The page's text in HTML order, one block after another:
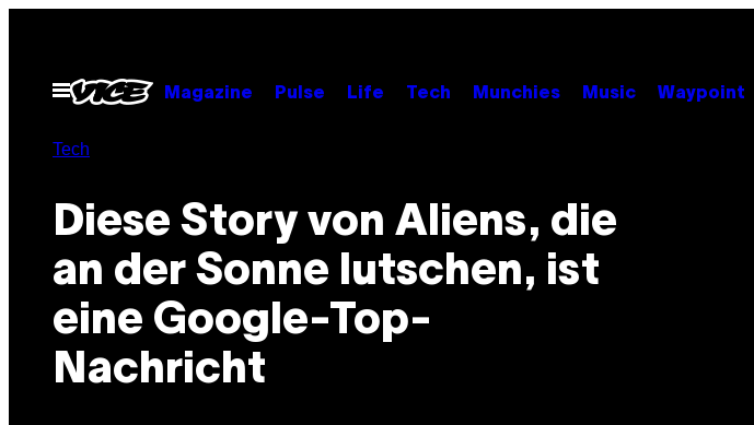
contentOpen
Menu
Magazine Pulse Life Tech Munchies Music Waypoint
Tech
Diese Story von Aliens, die
an der Sonne lutschen, ist
eine Google-Top-
Nachricht